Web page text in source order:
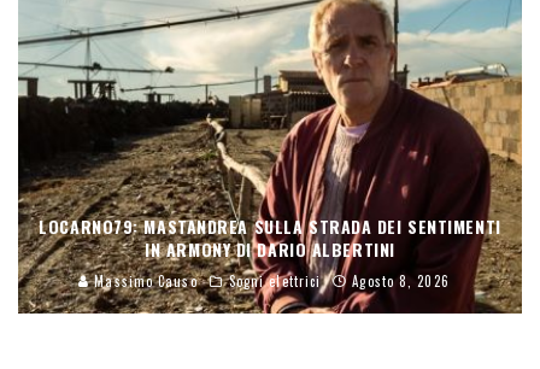
LOCARNO79: MASTANDREA SULLA STRADA DEI SENTIMENTI
IN ARMONY DI DARIO ALBERTINI
Massimo Causo Sogni elettrici Agosto 8, 2026